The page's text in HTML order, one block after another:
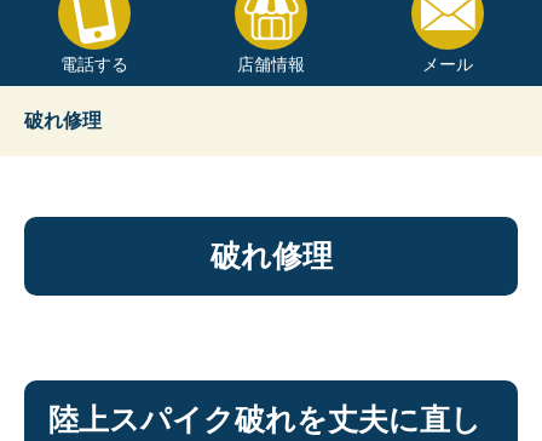
電話する 店舗情報 メール
破れ修理
破れ修理
陸上スパイク破れを丈夫に直し